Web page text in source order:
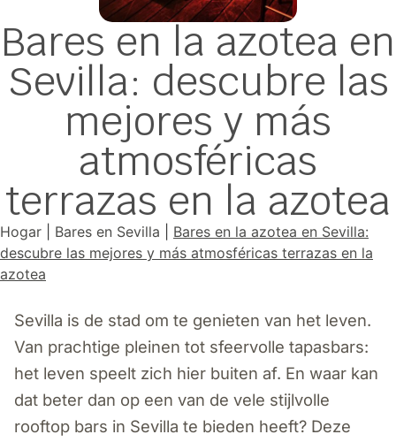
Bares en la azotea en
Sevilla: descubre las
mejores y más
atmosféricas
terrazas en la azotea
Hogar Bares en Sevilla
Bares en la azotea en Sevilla:
descubre las mejores y más atmosféricas terrazas en la
azotea
Sevilla is de stad om te genieten van het leven.
Van prachtige pleinen tot sfeervolle tapasbars:
het leven speelt zich hier buiten af. En waar kan
dat beter dan op een van de vele stijlvolle
rooftop bars in Sevilla te bieden heeft? Deze